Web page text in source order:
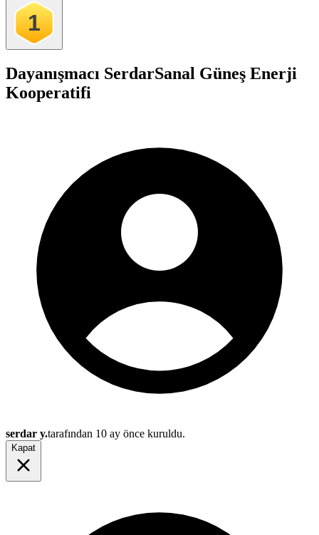
1
Dayanışmacı SerdarSanal Güneş Enerji
Kooperatifi
serdar y.tarafından 10 ay önce kuruldu.
Kapat